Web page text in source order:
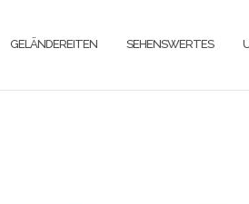
GELÄNDEREITEN SEHENSWERTES